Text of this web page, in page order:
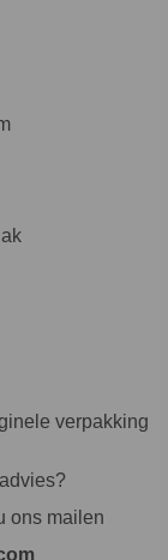
verpakking
ons mailen